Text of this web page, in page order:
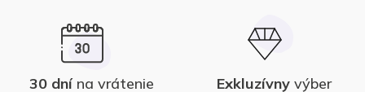
30 dnína vrátenie
Exkluzívnyvýber